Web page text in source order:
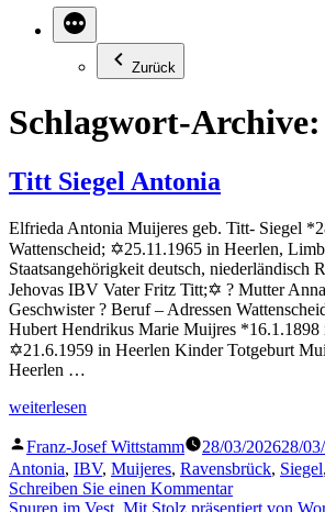
Zurück
Schlagwort-Archive:
Titt Siegel Antonia
Elfrieda Antonia Muijeres geb. Titt- Siegel
Wattenscheid; ✡25.11.1965 in Heerlen,
Staatsangehörigkeit deutsch, niederländisch
Jehovas IBV Vater Fritz Titt;✡ ? Mutter
Geschwister ? Beruf – Adressen
Hubert Hendrikus Marie Muijres *16.1.1898
✡21.6.1959 in Heerlen Kinder Totgeburt
Heerlen …
„Titt
Antonia“
weiterlesen
Veröffentlicht
von
Franz-Josef Wittstamm 28/03/202628/
Antonia, IBV, Muijeres, Ravensbrück, Siegel,
Schreiben Sie einen Kommentarzu
Titt
Spuren im Vest Mit Stolz präsentiert von